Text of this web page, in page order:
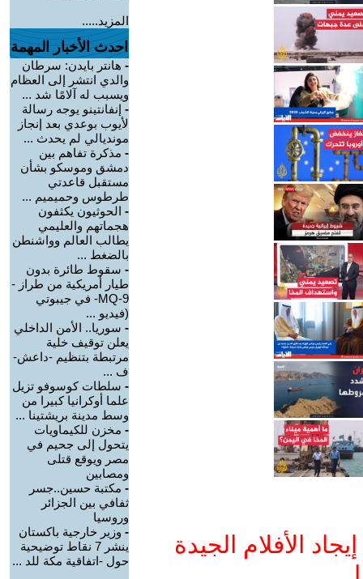
الأفلام الجيدة
المزيد.....
احدث الأخبار المهمة
- هانتر بايدن: سرطان
والدي انتشر إلى العظام
ويسبب له آلامًا شد ...
- إنفانتينو يوجه رسالة
لأيوب بوعدي بعد إنجاز
مونديالي لم يحدث ...
- مذكرة تفاهم بين
دمشق وموسكو بشأن
مستقبل قاعدتي
طرطوس وحميميم ...
- الحوثيون يكثفون
هجماتهم والعليمي
يطالب العالم وواشنطن
بالضغط ...
- سقوط طائرة بدون
طيار أمريكية من طراز -
MQ-9- في جيبوتي
(فيديو ...
- سوريا.. الأمن الداخلي
يعلن توقيف خلية
مرتبطة بتنظيم -داعش-
ف ...
- سلطات كوسوفو تزيل
علما أوكرانيا كبيرا من
وسط مدينة بريشتينا ...
- مخزن للكيماويات
يتحول إلى جحيم في
مصر ويوقع قتلى
ومصابين
- مكتبة حسين..جسر
ثفافي بين الجزائر
وروسيا
- وزير خارجية باكستان
ينشر 7 نقاط توضيحية
حول -اتفاقية مكة للد ...